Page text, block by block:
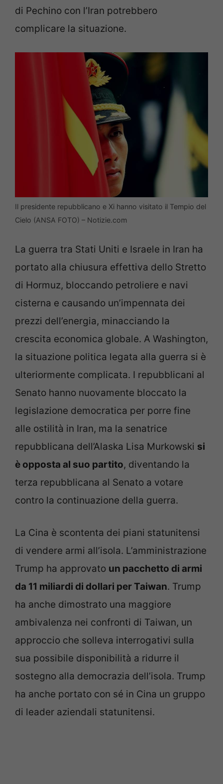
di Pechino con l’Iran potrebbero
complicare la situazione.
Il presidente repubblicano e Xi hanno visitato il Tempio del
Cielo (ANSA FOTO) – Notizie.com
La guerra tra Stati Uniti e Israele in Iran ha
portato alla chiusura effettiva dello Stretto
di Hormuz, bloccando petroliere e navi
cisterna e causando un’impennata dei
prezzi dell’energia, minacciando la
crescita economica globale. A Washington,
la situazione politica legata alla guerra si è
ulteriormente complicata. I repubblicani al
Senato hanno nuovamente bloccato la
legislazione democratica per porre fine
alle ostilità in Iran, ma la senatrice
repubblicana dell’Alaska Lisa Murkowski si
è opposta al suo partito, diventando la
terza repubblicana al Senato a votare
contro la continuazione della guerra.
La Cina è scontenta dei piani statunitensi
di vendere armi all’isola. L’amministrazione
Trump ha approvato un pacchetto di armi
da 11 miliardi di dollari per Taiwan. Trump
ha anche dimostrato una maggiore
ambivalenza nei confronti di Taiwan, un
approccio che solleva interrogativi sulla
sua possibile disponibilità a ridurre il
sostegno alla democrazia dell’isola. Trump
ha anche portato con sé in Cina un gruppo
di leader aziendali statunitensi.